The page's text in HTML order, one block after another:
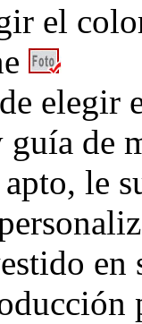
el
elegir
de
le